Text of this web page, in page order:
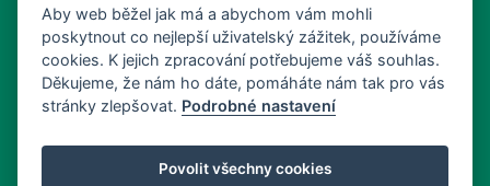
Aby web běžel jak má a abychom vám mohli
poskytnout co nejlepší uživatelský zážitek, používáme
cookies. K jejich zpracování potřebujeme váš souhlas.
Děkujeme, že nám ho dáte, pomáháte nám tak pro vás
stránky zlepšovat. Podrobné nastavení
Povolit všechny cookies